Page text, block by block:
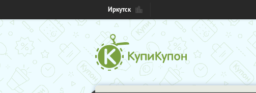
Иркутск